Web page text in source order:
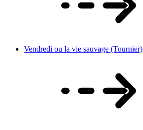
Vendredi ou la vie sauvage (Tournier)